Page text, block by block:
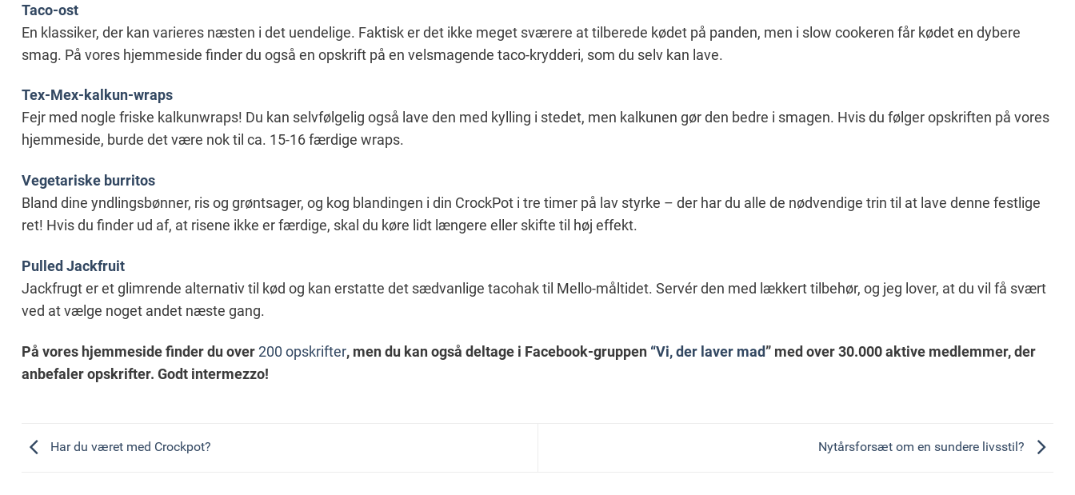
Taco-ost
En klassiker, der kan varieres næsten i det uendelige. Faktisk er det ikke meget sværere at tilberede kødet på panden, men i slow cookeren får kødet en dybere
smag. På vores hjemmeside finder du også en opskrift på en velsmagende taco-krydderi, som du selv kan lave.
Tex-Mex-kalkun-wraps
Fejr med nogle friske kalkunwraps! Du kan selvfølgelig også lave den med kylling i stedet, men kalkunen gør den bedre i smagen. Hvis du følger opskriften på vores
hjemmeside, burde det være nok til ca. 15-16 færdige wraps.
Vegetariske burritos
Bland dine yndlingsbønner, ris og grøntsager, og kog blandingen i din CrockPot i tre timer på lav styrke – der har du alle de nødvendige trin til at lave denne festlige
ret! Hvis du finder ud af, at risene ikke er færdige, skal du køre lidt længere eller skifte til høj effekt.
Pulled Jackfruit
Jackfrugt er et glimrende alternativ til kød og kan erstatte det sædvanlige tacohak til Mello-måltidet. Servér den med lækkert tilbehør, og jeg lover, at du vil få svært
ved at vælge noget andet næste gang.
På vores hjemmeside finder du over 200 opskrifter, men du kan også deltage i Facebook-gruppen “Vi, der laver mad ” med over 30.000 aktive medlemmer, der
anbefaler opskrifter. Godt intermezzo!
Har du været med Crockpot? Nytårsforsæt om en sundere livsstil?